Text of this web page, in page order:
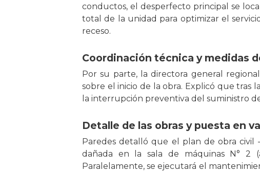
conductos, el desperfecto principal se
total de la unidad para optimizar el
receso.
Coordinación técnica y medidas
Por su parte, la directora general
sobre el inicio de la obra. Explicó que tras
la interrupción preventiva del suministro
Detalle de las obras y puesta en
Paredes detalló que el plan de obra
dañada en la sala de máquinas N° 2
Paralelamente, se ejecutará el